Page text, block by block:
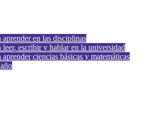
aprender en las disciplinas
leer, escribir y hablar en la universidad
aprender ciencias básicas y matemáticas